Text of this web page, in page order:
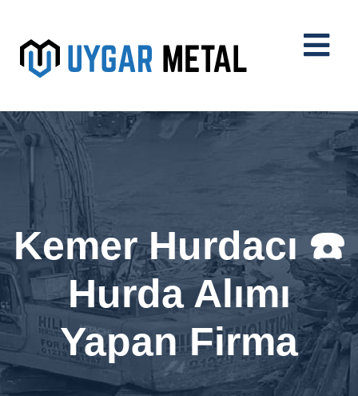
Kemer Hurdacı ☎️
Hurda Alımı
Yapan Firma